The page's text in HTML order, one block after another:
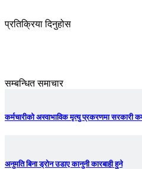
प्रतिक्रिया दिनुहोस
सम्बन्धित समाचार
कर्मचारीको अस्वाभाविक मृत्यु प्रकरणमा सरकारी
अनुमति बिना ड्रोन उडाए कानुनी कारबाही हुने